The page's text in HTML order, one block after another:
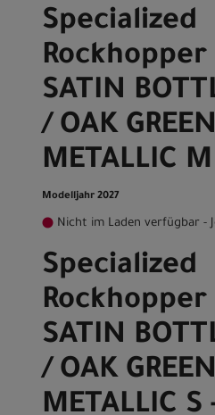
Specialized
SATIN
/ OAK GREEN
METALLIC
Modelljahr 2027
Nicht im Laden verfügbar -
Specialized
SATIN
/ OAK GREEN
METALLIC S